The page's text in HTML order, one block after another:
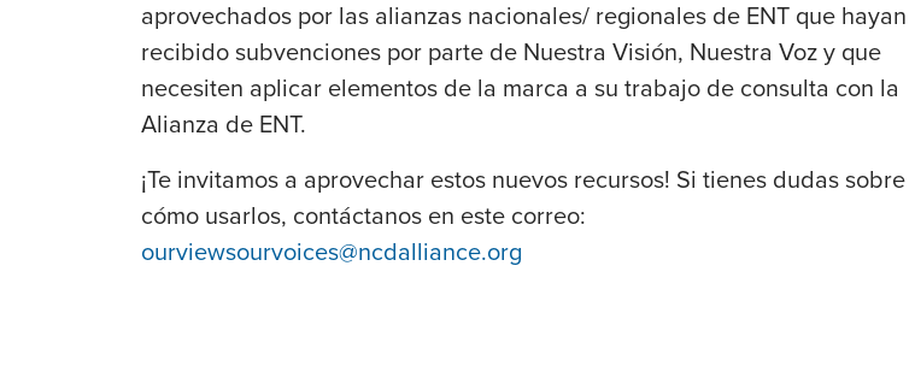
aprovechados por las alianzas nacionales/ regionales de ENT que hayan
recibido subvenciones por parte de Nuestra Visión, Nuestra Voz y que
necesiten aplicar elementos de la marca a su trabajo de consulta con la
Alianza de ENT.
¡Te invitamos a aprovechar estos nuevos recursos! Si tienes dudas sobre
cómo usarlos, contáctanos en este correo:
ourviewsourvoices@ncdalliance.org